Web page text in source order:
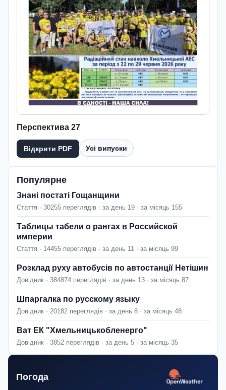
Перспектива 27
Відкрити PDF Усі випуски
Популярне
Знані постаті Гощанщини
Стаття · 30255 переглядів · за день 19 · за місяць 155
Таблицы табели о рангах в Российской
империи
Стаття · 14455 переглядів · за день 11 · за місяць 99
Розклад руху автобусів по автостанції Нетішин
Довідник · 384874 переглядів · за день 13 · за місяць 87
Шпаргалка по русскому языку
Довідник · 20182 переглядів · за день 8 · за місяць 48
Ват ЕК "Хмельницькобленерго"
Довідник · 3852 переглядів · за день 5 · за місяць 35
Погода